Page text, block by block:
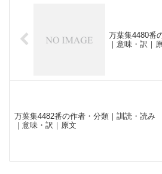
万葉集4480番
｜意味・訳｜
万葉集4482番の作者・分類｜訓読・読み
｜意味・訳｜原文